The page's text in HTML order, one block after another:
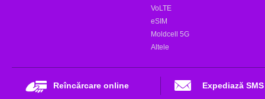
VoLTE
eSIM
Moldcell 5G
Altele
Reîncărcare online Expediază SMS